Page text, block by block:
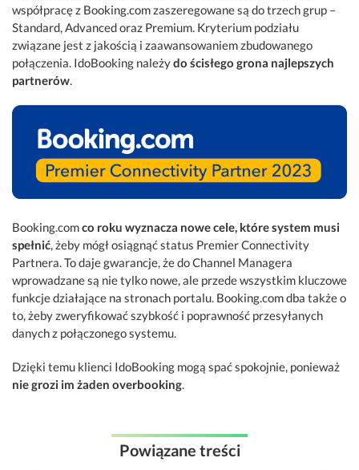
współpracę z Booking.com zaszeregowane są do trzech grup –
Standard, Advanced oraz Premium. Kryterium podziału
związane jest z jakością i zaawansowaniem zbudowanego
połączenia. IdoBooking należydo ścisłego grona najlepszych
partnerów.
Booking.comco roku wyznacza nowe cele, które system musi
spełnić, żeby mógł osiągnąć status Premier Connectivity
Partnera. To daje gwarancje, że do Channel Managera
wprowadzane są nie tylko nowe, ale przede wszystkim kluczowe
funkcje działające na stronach portalu. Booking.com dba także o
to, żeby zweryfikować szybkość i poprawność przesyłanych
danych z połączonego systemu.
Dzięki temu klienci IdoBooking mogą spać spokojnie, ponieważ
nie grozi im żaden overbooking.
Powiązane treści